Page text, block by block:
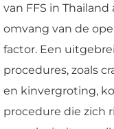
van FFS in
omvang van de
factor. Een
procedures, zoals
en kinvergroting,
procedure die zich